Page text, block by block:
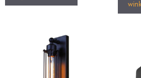
Diverse woonkamer